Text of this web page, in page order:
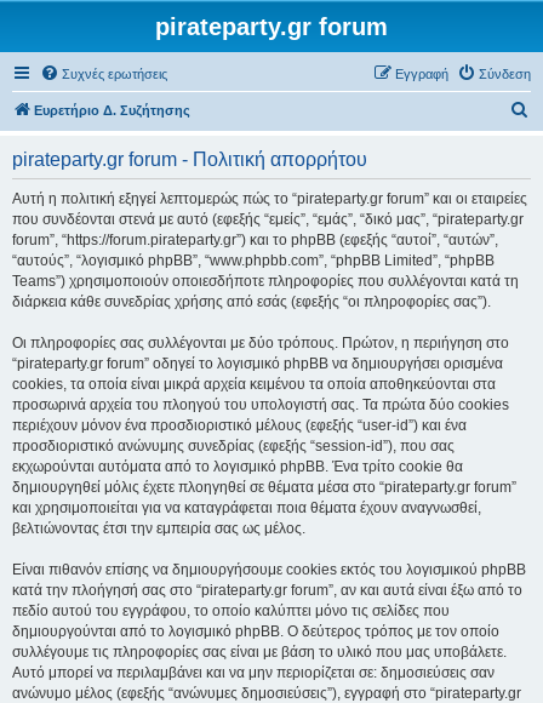
pirateparty.gr forum
Συχνές ερωτήσεις Σύνδεση
Εγγραφή
Ευρετήριο Δ. Συζήτησης
pirateparty.gr forum - Πολιτική απορρήτου
Αυτή η πολιτική εξηγεί λεπτομερώς πώς το “pirateparty.gr forum” και οι εταιρείες
που συνδέονται στενά με αυτό (εφεξής “εμείς”, “εμάς”, “δικό μας”, “pirateparty.gr
forum”, “https://forum.pirateparty.gr”) και το phpBB (εφεξής “αυτοί”, “αυτών”,
“αυτούς”, “λογισμικό phpBB”, “www.phpbb.com”, “phpBB Limited”, “phpBB
Teams”) χρησιμοποιούν οποιεσδήποτε πληροφορίες που συλλέγονται κατά τη
διάρκεια κάθε συνεδρίας χρήσης από εσάς (εφεξής “οι πληροφορίες σας”).
Οι πληροφορίες σας συλλέγονται με δύο τρόπους. Πρώτον, η περιήγηση στο
“pirateparty.gr forum” οδηγεί το λογισμικό phpBB να δημιουργήσει ορισμένα
cookies, τα οποία είναι μικρά αρχεία κειμένου τα οποία αποθηκεύονται στα
προσωρινά αρχεία του πλοηγού του υπολογιστή σας. Τα πρώτα δύο cookies
περιέχουν μόνον ένα προσδιοριστικό μέλους (εφεξής “user-id”) και ένα
προσδιοριστικό ανώνυμης συνεδρίας (εφεξής “session-id”), που σας
εκχωρούνται αυτόματα από το λογισμικό phpBB. Ένα τρίτο cookie θα
δημιουργηθεί μόλις έχετε πλοηγηθεί σε θέματα μέσα στο “pirateparty.gr forum”
και χρησιμοποιείται για να καταγράφεται ποια θέματα έχουν αναγνωσθεί,
βελτιώνοντας έτσι την εμπειρία σας ως μέλος.
Είναι πιθανόν επίσης να δημιουργήσουμε cookies εκτός του λογισμικού phpBB
κατά την πλοήγησή σας στο “pirateparty.gr forum”, αν και αυτά είναι έξω από το
πεδίο αυτού του εγγράφου, το οποίο καλύπτει μόνο τις σελίδες που
δημιουργούνται από το λογισμικό phpBB. Ο δεύτερος τρόπος με τον οποίο
συλλέγουμε τις πληροφορίες σας είναι με βάση το υλικό που μας υποβάλετε.
Αυτό μπορεί να περιλαμβάνει και να μην περιορίζεται σε: δημοσιεύσεις σαν
ανώνυμο μέλος (εφεξής “ανώνυμες δημοσιεύσεις”), εγγραφή στο “pirateparty.gr